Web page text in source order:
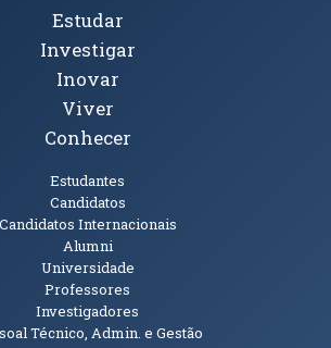
Estudar
Investigar
Inovar
Viver
Conhecer
Estudantes
Candidatos
Candidatos Internacionais
Alumni
Universidade
Professores
Investigadores
Técnico, Admin. e Gestão